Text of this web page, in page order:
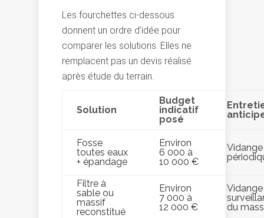
Les fourchettes ci-dessous
donnent un ordre d’idée pour
comparer les solutions. Elles ne
remplacent pas un devis réalisé
après étude du terrain.
Solution
Budget
indicatif
posé
Fosse
toutes eaux
+ épandage
Environ
6 000 à
10 000 €
Vidange
Filtre à
sable ou
massif
reconstitué
Environ
7 000 à
12 000 €
du